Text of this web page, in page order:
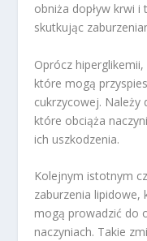
obniża dopływ krwi
skutkując
Oprócz
które mogą
cukrzycowej. Należy
które obciąża
ich uszkodzenia.
Kolejnym istotnym
zaburzenia lipidowe,
mogą prowadzić do
naczyniach. Takie